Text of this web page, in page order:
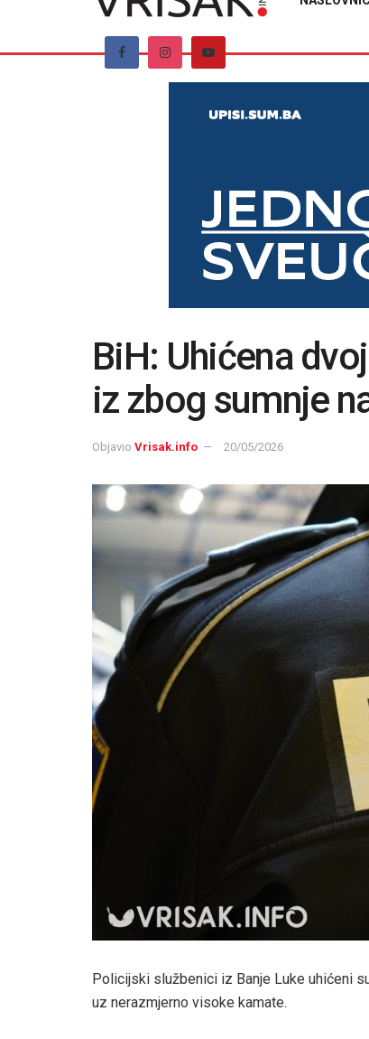
BiH: Uhićena
iz zbog sumnje
Objavio Vrisak.info 20/05/2026
Policijski službenici iz Banje Luke uhićeni
uz nerazmjerno visoke kamate.